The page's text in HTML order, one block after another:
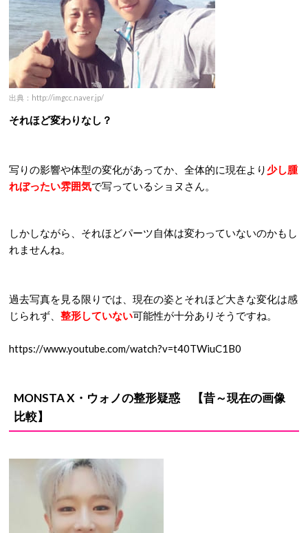
出典：http://imgcc.naver.jp/
それほど変わりなし？
写りの影響や体型の変化があってか、全体的に現在より少し腫
れぼったい雰囲気で写っているショヌさん。
しかしながら、それほどパーツ自体は変わっていないのかもし
れませんね。
過去写真を見る限りでは、現在の姿とそれほど大きな変化は感
じられず、 整形していない可能性が十分ありそうですね。
https://www.youtube.com/watch?v=t40TWiuC1B0
MONSTA X・ウォノの整形疑惑
【昔～現在の画像
比較】